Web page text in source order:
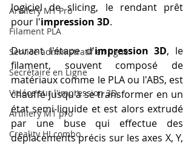
Artillery M1 Pro
Filament PLA
Service administratif en ligne
Secrétaire en Ligne
Vidéos sur l'impression 3D,
Artillery M1 pro
Creality HI combo
logiciel de slicing, le rendant prêt
pour l'impression 3D.
Durant l'étape d'impression 3D, le
filament, souvent composé de
matériaux comme le PLA ou l'ABS, est
chauffé jusqu'à se transformer en un
état semi-liquide et est alors extrudé
par une buse qui effectue des
déplacements précis sur les axes X, Y,